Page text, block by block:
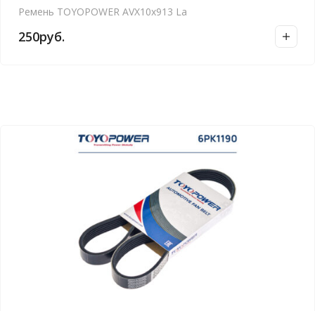
Ремень TOYOPOWER AVX10x913 La
250руб.